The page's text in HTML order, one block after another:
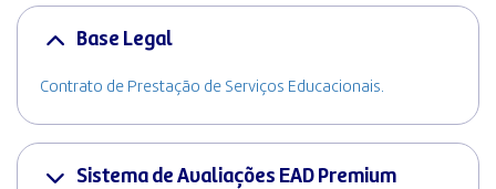
Base Legal
Contrato de Prestação de Serviços Educacionais.
Sistema de Avaliações EAD Premium